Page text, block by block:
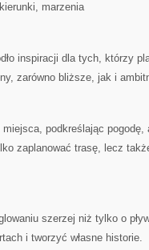
marzenia
inspiracji dla tych, którzy
zarówno bliższe, jak i
podkreślając
zaplanować trasę, lecz
szerzej niż tylko o
i tworzyć własne historie.